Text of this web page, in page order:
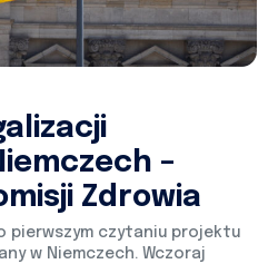
–
Zdrowia
pierwszym czytaniu projektu
w Niemczech. Wczoraj